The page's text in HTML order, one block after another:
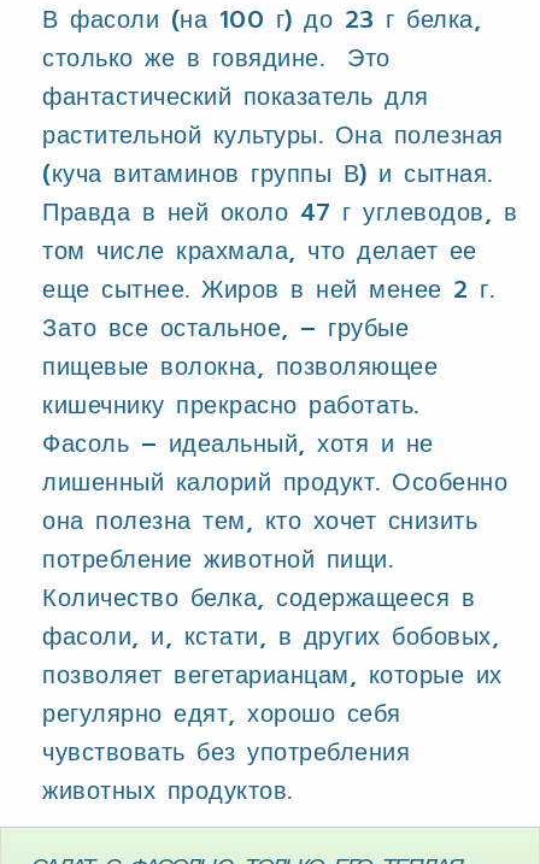
В фасоли (на 100 г) до 23 г белка,
столько же в говядине. Это
фантастический показатель для
растительной культуры. Она полезная
(куча витаминов группы В) и сытная.
Правда в ней около 47 г углеводов, в
том числе крахмала, что делает ее
еще сытнее. Жиров в ней менее 2 г.
Зато все остальное, – грубые
пищевые волокна, позволяющее
кишечнику прекрасно работать.
Фасоль – идеальный, хотя и не
лишенный калорий продукт. Особенно
она полезна тем, кто хочет снизить
потребление животной пищи.
Количество белка, содержащееся в
фасоли, и, кстати, в других бобовых,
позволяет вегетарианцам, которые их
регулярно едят, хорошо себя
чувствовать без употребления
животных продуктов.